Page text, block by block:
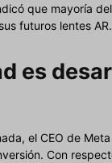
que mayoría
futuros lentes AR.
es
el CEO de
Con